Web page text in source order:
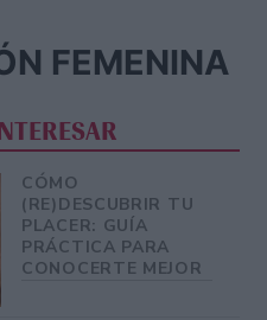
FEMENINA
CÓMO
(RE)DESCUBRIR TU
PLACER: GUÍA
PRÁCTICA PARA
CONOCERTE MEJOR